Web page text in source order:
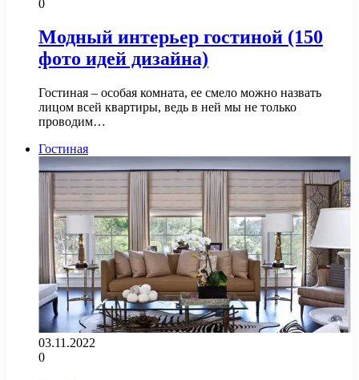
0
Модный интерьер гостиной (150
фото идей дизайна)
Гостиная – особая комната, ее смело можно назвать
лицом всей квартиры, ведь в ней мы не только
проводим…
Гостиная
03.11.2022
0